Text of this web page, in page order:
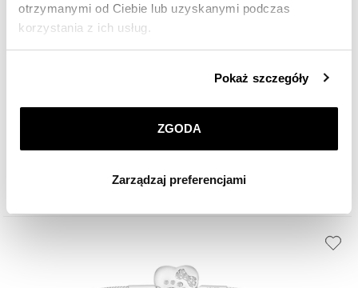
otrzymanymi od Ciebie lub uzyskanymi podczas
korzystania z ich usług.
przez nas plików cookie znajdziesz wPolityce
prywatności.
korzystamy. Możesz również wybrać jaki rodzaj plików
dokonać zmiany wybranych przez Ciebie plików cookie.
Pokaż szczegóły
ZGODA
Zarządzaj preferencjami
Bransoleta srebrna beads dla dziecka - zestaw - miś, serce